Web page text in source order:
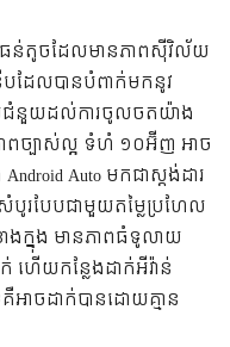
ធន់តូចដែលមានភាពស៊ីវិល័យ
បដែលបានបំពាក់មកនូវ
ប់ជំនួយដល់ការចូលចតយ៉ាង
ាពច្បាស់ល្អ ទំហំ ១០អ៊ីញ អាច
Auto មកជាស្តង់ដារ
បូរបែបជាមួយតម្លៃប្រហែល
ងក្នុង មានភាពធំទូលាយ
ហើយកន្លែងដាក់អីវ៉ាន់
អាចដាក់បានដោយគ្មាន